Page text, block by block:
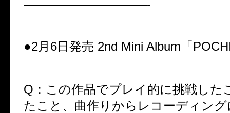
——————————-
●2月6日発売 2nd Mini Album「
Q：この作品でプレイ的に挑戦した
たこと、曲作りからレコーディン